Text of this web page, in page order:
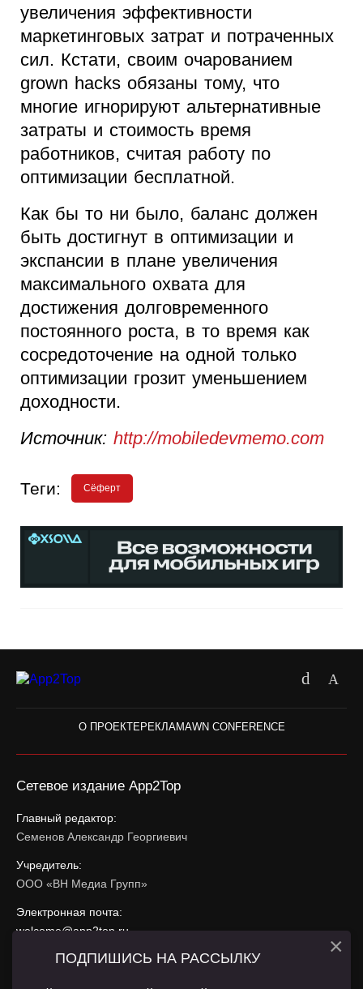
увеличения эффективности
маркетинговых затрат и потраченных
сил. Кстати, своим очарованием
grown hacks обязаны тому, что
многие игнорируют альтернативные
затраты и стоимость время
работников, считая работу по
оптимизации бесплатной.
Как бы то ни было, баланс должен
быть достигнут в оптимизации и
экспансии в плане увеличения
максимального охвата для
достижения долговременного
постоянного роста, в то время как
сосредоточение на одной только
оптимизации грозит уменьшением
доходности.
Источник: http://mobiledevmemo.com
Теги: Сёферт
О ПРОЕКТЕРЕКЛАМАWN CONFERENCE
Сетевое издание App2Top
Главный редактор:
Семенов Александр Георгиевич
Учредитель:
ООО «ВН Медиа Групп»
Электронная почта:
welcome@app2top.ru
При использовании материалов активная ссылка на
ПОДПИШИСЬ НА РАССЫЛКУ ×